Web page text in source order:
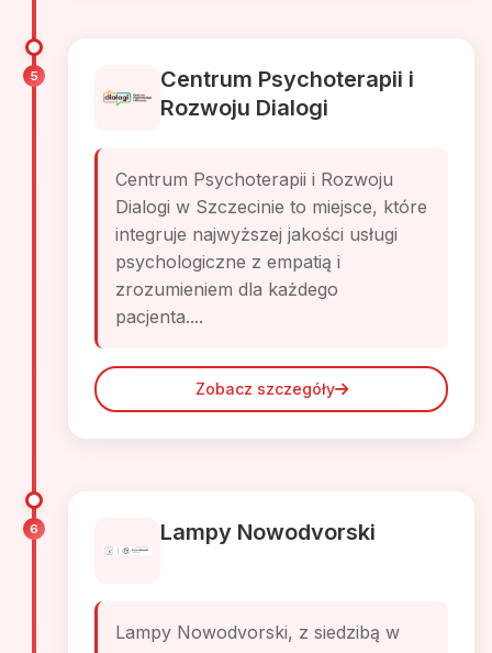
5
Centrum Psychoterapii i
Rozwoju Dialogi
Centrum Psychoterapii i Rozwoju
Dialogi w Szczecinie to miejsce, które
integruje najwyższej jakości usługi
psychologiczne z empatią i
zrozumieniem dla każdego
pacjenta....
Zobacz szczegóły
6 Lampy Nowodvorski
Lampy Nowodvorski, z siedzibą w